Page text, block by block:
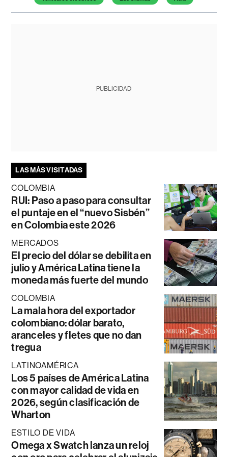
PUBLICIDAD
LAS MÁS VISITADAS
COLOMBIA
RUI: Paso a paso para consultar
el puntaje en el “nuevo Sisbén”
en Colombia este 2026
MERCADOS
El precio del dólar se debilita en
julio y América Latina tiene la
moneda más fuerte del mundo
COLOMBIA
La mala hora del exportador
colombiano: dólar barato,
aranceles y fletes que no dan
tregua
LATINOAMÉRICA
Los 5 países de América Latina
con mayor calidad de vida en
2026, según clasificación de
Wharton
ESTILO DE VIDA
Omega x Swatch lanza un reloj